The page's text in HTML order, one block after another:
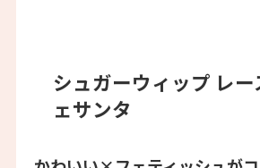
シュガーウィップ レ
ェサンタ